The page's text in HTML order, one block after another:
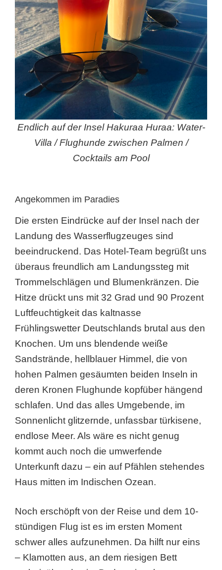
Endlich auf der Insel Hakuraa Huraa: Water-
Villa / Flughunde zwischen Palmen /
Cocktails am Pool
Angekommen im Paradies
Die ersten Eindrücke auf der Insel nach der
Landung des Wasserflugzeuges sind
beeindruckend. Das Hotel-Team begrüßt uns
überaus freundlich am Landungssteg mit
Trommelschlägen und Blumenkränzen. Die
Hitze drückt uns mit 32 Grad und 90 Prozent
Luftfeuchtigkeit das kaltnasse
Frühlingswetter Deutschlands brutal aus den
Knochen. Um uns blendende weiße
Sandstrände, hellblauer Himmel, die von
hohen Palmen gesäumten beiden Inseln in
deren Kronen Flughunde kopfüber hängend
schlafen. Und das alles Umgebende, im
Sonnenlicht glitzernde, unfassbar türkisene,
endlose Meer. Als wäre es nicht genug
kommt auch noch die umwerfende
Unterkunft dazu – ein auf Pfählen stehendes
Haus mitten im Indischen Ozean.
Noch erschöpft von der Reise und dem 10-
stündigen Flug ist es im ersten Moment
schwer alles aufzunehmen. Da hilft nur eins
– Klamotten aus, an dem riesigen Bett